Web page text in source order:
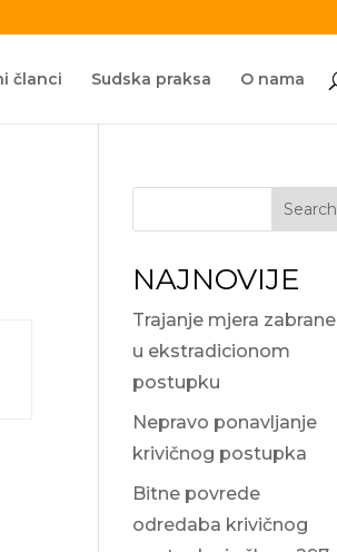
članci Sudska praksa O nama
Search
NAJNOVIJE
Trajanje mjera zabrane
u ekstradicionom
postupku
Nepravo ponavljanje
krivičnog postupka
Bitne povrede
odredaba krivičnog